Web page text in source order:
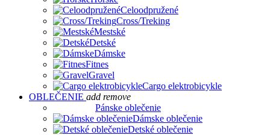
Celoodpružené
Cross/Treking
Mestské
Detské
Dámske
Fitnes
Gravel
Cargo elektrobicykle
OBLEČENIE add remove
Pánske oblečenie
Dámske oblečenie
Detské oblečenie